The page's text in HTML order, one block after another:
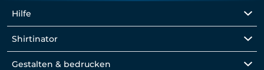
Hilfe
Shirtinator
Gestalten & bedrucken